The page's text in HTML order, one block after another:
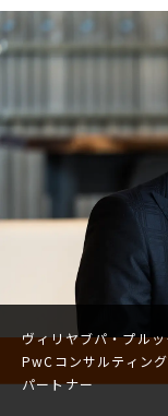
ヴィリヤブパ・プル
PwCコンサルティン
パートナー